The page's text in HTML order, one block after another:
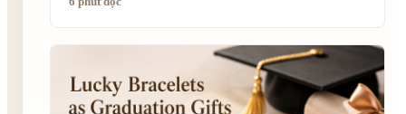
learning about traditional Chinese jewelry and the
stories behind it, I realized they often carry a much
deeper meaning than simply looking alike. Many